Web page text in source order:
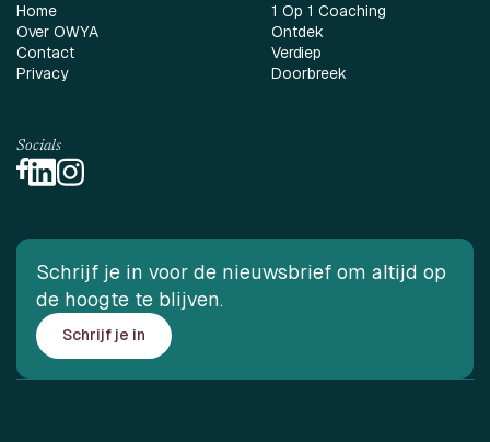
Home
Over OWYA
Contact
Privacy
1 Op 1 Coaching
Ontdek
Verdiep
Doorbreek
Socials
Schrijf je in voor de nieuwsbrief om altijd op
de hoogte te blijven.
Schrijf je in